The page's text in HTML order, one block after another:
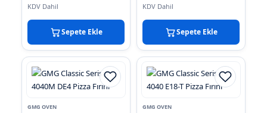
KDV Dahil
Sepete Ekle
KDV Dahil
Sepete Ekle
GMG OVEN GMG OVEN